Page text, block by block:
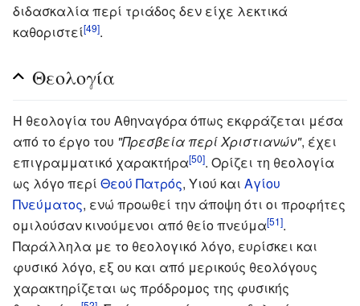
διδασκαλία περί τριάδος δεν είχε λεκτικά
καθοριστεί[49].
Θεολογία
Η θεολογία του Αθηναγόρα όπως εκφράζεται μέσα
από το έργο του "Πρεσβεία περί Χριστιανών", έχει
επιγραμματικό χαρακτήρα[50]. Ορίζει τη θεολογία
ως λόγο περί Θεού Πατρός, Υιού και Αγίου
Πνεύματος, ενώ προωθεί την άποψη ότι οι προφήτες
ομιλούσαν κινούμενοι από θείο πνεύμα[51].
Παράλληλα με το θεολογικό λόγο, ευρίσκει και
φυσικό λόγο, εξ ου και από μερικούς θεολόγους
χαρακτηρίζεται ως πρόδρομος της φυσικής